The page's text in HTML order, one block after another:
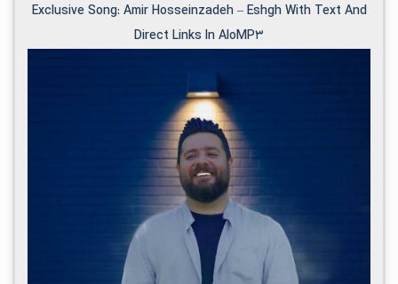
Exclusive Song: Amir Hosseinzadeh–EshghWith Text And
Direct Links In AloMP3